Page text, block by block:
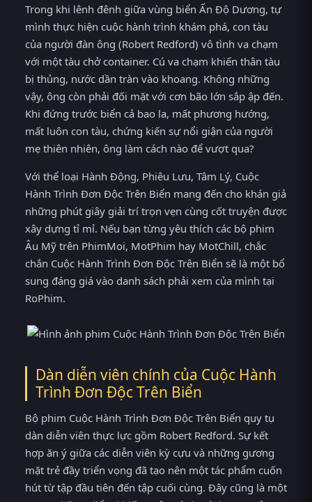
Trong khi lênh đênh giữa vùng biển Ấn Độ Dương, tự
mình thực hiện cuộc hành trình khám phá, con tàu
của người đàn ông (Robert Redford) vô tình va chạm
với một tàu chở container. Cú va chạm khiến thân tàu
bị thủng, nước dần tràn vào khoang. Không những
vậy, ông còn phải đối mặt với cơn bão lớn sắp ập đến.
Khi đứng trước biển cả bao la, mất phương hướng,
mất luôn con tàu, chứng kiến sự nổi giận của người
mẹ thiên nhiên, ông làm cách nào để vượt qua?
Với thể loại Hành Động, Phiêu Lưu, Tâm Lý, Cuộc
Hành Trình Đơn Độc Trên Biển mang đến cho khán giả
những phút giây giải trí trọn vẹn cùng cốt truyện được
xây dựng tỉ mỉ. Nếu bạn từng yêu thích các bộ phim
Âu Mỹ trên PhimMoi, MotPhim hay MotChill, chắc
chắn Cuộc Hành Trình Đơn Độc Trên Biển sẽ là một bổ
sung đáng giá vào danh sách phải xem của mình tại
RoPhim.
Dàn diễn viên chính của Cuộc Hành
Trình Đơn Độc Trên Biển
Bộ phim Cuộc Hành Trình Đơn Độc Trên Biển quy tụ
dàn diễn viên thực lực gồm Robert Redford. Sự kết
hợp ăn ý giữa các diễn viên kỳ cựu và những gương
mặt trẻ đầy triển vọng đã tạo nên một tác phẩm cuốn
hút từ tập đầu tiên đến tập cuối cùng. Đây cũng là một